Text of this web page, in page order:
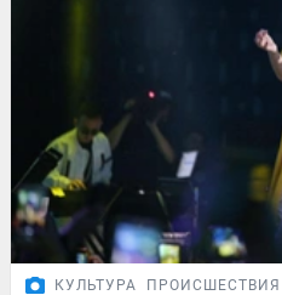
КУЛЬТУРА ПРОИСШЕСТВИЯ